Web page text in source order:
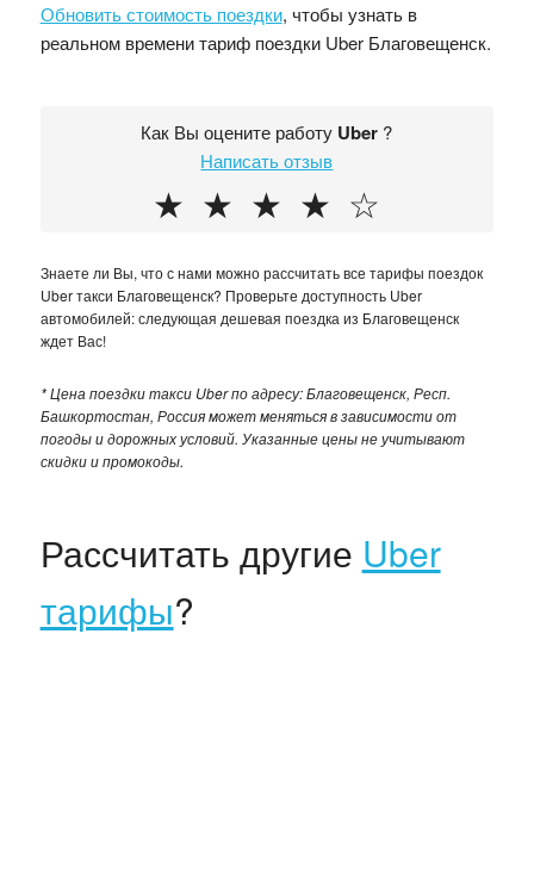
Обновить стоимость поездки, чтобы узнать в
реальном времени тариф поездки Uber Благовещенск.
Как Вы оцените работу Uber ?
Написать отзыв
☆
★
★
★
★
Знаете ли Вы, что с нами можно рассчитать все тарифы поездок
Uber такси Благовещенск? Проверьте доступность Uber
автомобилей: следующая дешевая поездка из Благовещенск
ждет Вас!
* Цена поездки такси Uber по адресу: Благовещенск, Респ.
Башкортостан, Россия может меняться в зависимости от
погоды и дорожных условий. Указанные цены не учитывают
скидки и промокоды.
Рассчитать другие Uber
тарифы?